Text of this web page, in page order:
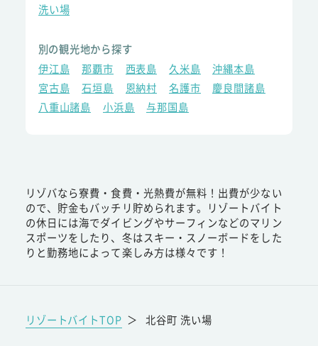
洗い場
別の観光地から探す
伊江島
那覇市 西表島 久米島
沖縄本島
宮古島
石垣島 恩納村 名護市
慶良間諸島
八重山諸島
小浜島 与那国島
リゾバなら寮費・食費・光熱費が無料！出費が少ない
ので、貯金もバッチリ貯められます。リゾートバイト
の休日には海でダイビングやサーフィンなどのマリン
スポーツをしたり、冬はスキー・スノーボードをした
りと勤務地によって楽しみ方は様々です！
リゾートバイトTOP ＞ 北谷町 洗い場